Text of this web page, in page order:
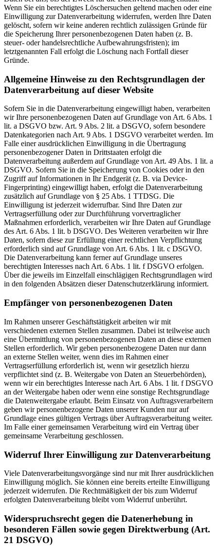
Wenn Sie ein berechtigtes Löschersuchen geltend machen oder eine
Einwilligung zur Datenverarbeitung widerrufen, werden Ihre Daten
gelöscht, sofern wir keine anderen rechtlich zulässigen Gründe für
die Speicherung Ihrer personenbezogenen Daten haben (z. B.
steuer- oder handelsrechtliche Aufbewahrungsfristen); im
letztgenannten Fall erfolgt die Löschung nach Fortfall dieser
Gründe.
Allgemeine Hinweise zu den Rechtsgrundlagen der
Datenverarbeitung auf dieser Website
Sofern Sie in die Datenverarbeitung eingewilligt haben, verarbeiten
wir Ihre personenbezogenen Daten auf Grundlage von Art. 6 Abs. 1
lit. a DSGVO bzw. Art. 9 Abs. 2 lit. a DSGVO, sofern besondere
Datenkategorien nach Art. 9 Abs. 1 DSGVO verarbeitet werden. Im
Falle einer ausdrücklichen Einwilligung in die Übertragung
personenbezogener Daten in Drittstaaten erfolgt die
Datenverarbeitung außerdem auf Grundlage von Art. 49 Abs. 1 lit. a
DSGVO. Sofern Sie in die Speicherung von Cookies oder in den
Zugriff auf Informationen in Ihr Endgerät (z. B. via Device-
Fingerprinting) eingewilligt haben, erfolgt die Datenverarbeitung
zusätzlich auf Grundlage von § 25 Abs. 1 TTDSG. Die
Einwilligung ist jederzeit widerrufbar. Sind Ihre Daten zur
Vertragserfüllung oder zur Durchführung vorvertraglicher
Maßnahmen erforderlich, verarbeiten wir Ihre Daten auf Grundlage
des Art. 6 Abs. 1 lit. b DSGVO. Des Weiteren verarbeiten wir Ihre
Daten, sofern diese zur Erfüllung einer rechtlichen Verpflichtung
erforderlich sind auf Grundlage von Art. 6 Abs. 1 lit. c DSGVO.
Die Datenverarbeitung kann ferner auf Grundlage unseres
berechtigten Interesses nach Art. 6 Abs. 1 lit. f DSGVO erfolgen.
Über die jeweils im Einzelfall einschlägigen Rechtsgrundlagen wird
in den folgenden Absätzen dieser Datenschutzerklärung informiert.
Empfänger von personenbezogenen Daten
Im Rahmen unserer Geschäftstätigkeit arbeiten wir mit
verschiedenen externen Stellen zusammen. Dabei ist teilweise auch
eine Übermittlung von personenbezogenen Daten an diese externen
Stellen erforderlich. Wir geben personenbezogene Daten nur dann
an externe Stellen weiter, wenn dies im Rahmen einer
Vertragserfüllung erforderlich ist, wenn wir gesetzlich hierzu
verpflichtet sind (z. B. Weitergabe von Daten an Steuerbehörden),
wenn wir ein berechtigtes Interesse nach Art. 6 Abs. 1 lit. f DSGVO
an der Weitergabe haben oder wenn eine sonstige Rechtsgrundlage
die Datenweitergabe erlaubt. Beim Einsatz von Auftragsverarbeitern
geben wir personenbezogene Daten unserer Kunden nur auf
Grundlage eines gültigen Vertrags über Auftragsverarbeitung weiter.
Im Falle einer gemeinsamen Verarbeitung wird ein Vertrag über
gemeinsame Verarbeitung geschlossen.
Widerruf Ihrer Einwilligung zur Datenverarbeitung
Viele Datenverarbeitungsvorgänge sind nur mit Ihrer ausdrücklichen
Einwilligung möglich. Sie können eine bereits erteilte Einwilligung
jederzeit widerrufen. Die Rechtmäßigkeit der bis zum Widerruf
erfolgten Datenverarbeitung bleibt vom Widerruf unberührt.
Widerspruchsrecht gegen die Datenerhebung in
besonderen Fällen sowie gegen Direktwerbung (Art.
21 DSGVO)